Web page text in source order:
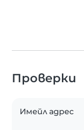
Проверки
Имейл адрес